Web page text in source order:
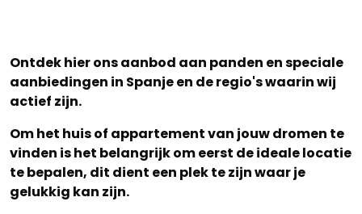
Ontdek hier ons aanbod aan panden en speciale
aanbiedingen in Spanje en de regio's waarin wij
actief zijn.
Om het huis of appartement van jouw dromen te
vinden is het belangrijk om eerst de ideale locatie
te bepalen, dit dient een plek te zijn waar je
gelukkig kan zijn.